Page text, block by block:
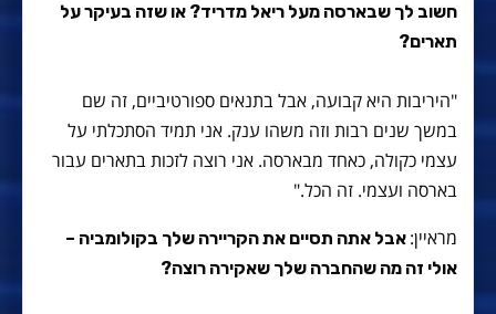
חשוב לך שבארסה מעל ריאל מדריד? או שזה בעיקר על
תארים?
"היריבות היא קבועה, אבל בתנאים ספורטיביים, זה שם
במשך שנים רבות וזה משהו ענק. אני תמיד הסתכלתי על
עצמי כקולה, כאחד מבארסה. אני רוצה לזכות בתארים עבור
בארסה ועצמי. זה הכל."
מראיין: אבל אתה תסיים את הקריירה שלך בקולומביה –
אולי זה מה שהחברה שלך שאקירה רוצה?